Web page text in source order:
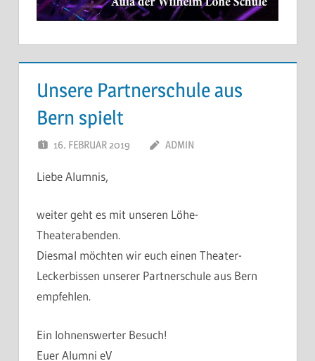
Unsere Partnerschule aus
Bern spielt
16. FEBRUAR 2019 ADMIN
Liebe Alumnis,
weiter geht es mit unseren Löhe-
Theaterabenden.
Diesmal möchten wir euch einen Theater-
Leckerbissen unserer Partnerschule aus Bern
empfehlen.
Ein lohnenswerter Besuch!
Euer Alumni eV